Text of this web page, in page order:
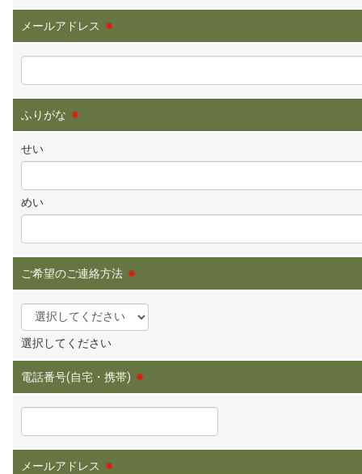
メールアドレス ※
ふりがな ※
せい
めい
ご希望のご連絡方法 ※
選択してください
電話番号(自宅・携帯) ※
メールアドレス ※